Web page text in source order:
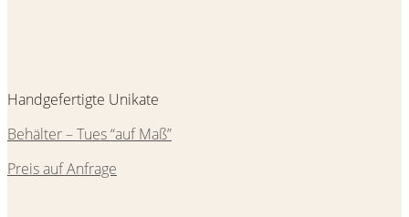
Handgefertigte Unikate
Behälter – Tues “auf Maß”
Preis auf Anfrage